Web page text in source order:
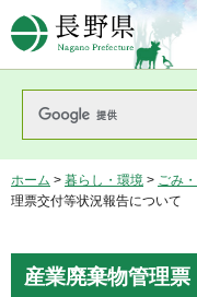
長野県
ホーム > 暮らし・環境 > ごみ
理票交付等状況報告について
産業廃棄物管理